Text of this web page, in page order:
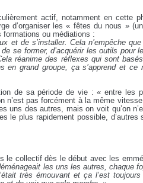
actif, notamment en cette
d’organiser les « fêtes du nous »
formations ou médiations :
et de s’installer. Cela n’empêche
se former, d’acquérir les outils pour
réanime des réflexes qui sont
en grand groupe, ça s’apprend et ce
de sa période de vie : « entre les
n’est pas forcément à la même
uns des autres, mais on voit qu’on
le plus rapidement possible, d’autres
le collectif dès le début avec les
les uns les autres, chaque
très émouvant et ça l’est